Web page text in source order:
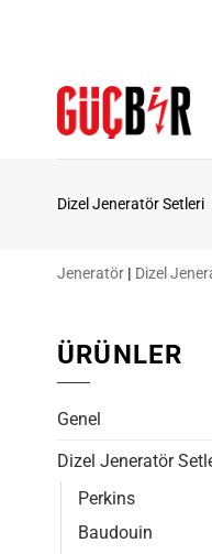
Dizel Jeneratör Setleri
Jeneratör | Dizel
ÜRÜNLER
Genel
Dizel Jeneratör
Perkins
Baudouin